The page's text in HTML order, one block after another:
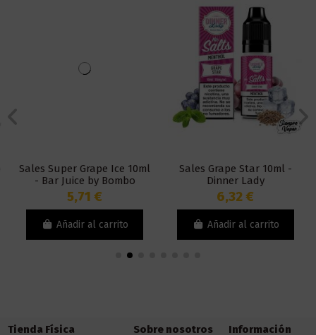
Sales Super Grape Ice 10ml
- Bar Juice by Bombo
5,71 €
Añadir al carrito
Sales Grape Star 10ml -
Dinner Lady
6,32 €
Añadir al carrito
Tienda Física Sobre nosotros Información